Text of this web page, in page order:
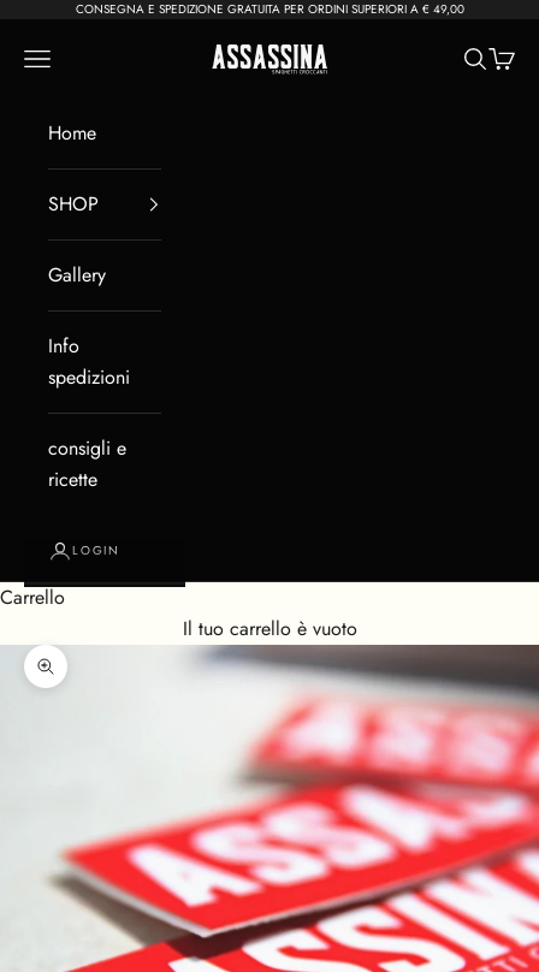
Vai al contenutoCONSEGNA E SPEDIZIONE GRATUITA PER ORDINI SUPERIORI A € 49,00
Assassina
Menù Cerca
Home
SHOP
Gallery
Info
spedizioni
consigli e
ricette
LOGIN
Carrello
Il tuo carrello è vuoto
Ingrandisci immagine